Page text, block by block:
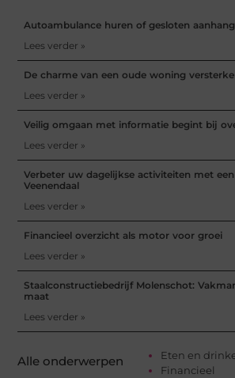
Alle onderwerpen
Eten en
Financieel
Autoambulance huren of gesloten
Lees verder »
De charme van een oude woning
Lees verder »
Veilig omgaan met informatie begint bij
Lees verder »
Verbeter uw dagelijkse activiteiten met
Veenendaal
Lees verder »
Financieel overzicht als motor voor groei
Lees verder »
Staalconstructiebedrijf Molenschot:
maat
Lees verder »